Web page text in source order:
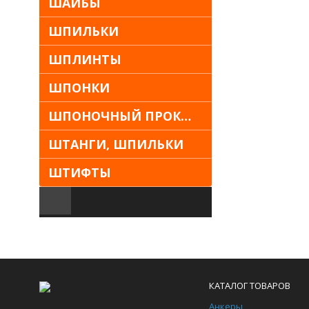
ШПИЛЬКИ
ШПЛИНТЫ
ШПОНКИ
ШПОНОЧНЫЙ ПРОКАТ
ШТАНГИ, ШПИЛЬКИ
ШТИФТЫ
КАТАЛОГ ТОВАРОВ
Анкеры